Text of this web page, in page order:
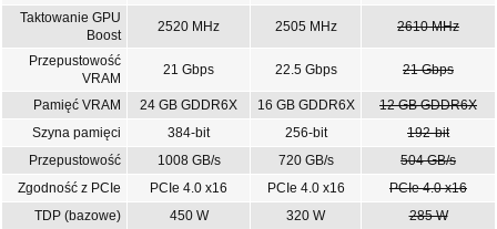
Taktowanie GPU
Boost
2520 MHz 2505 MHz 2610 MHz
Przepustowość
VRAM
21 Gbps 22.5 Gbps 21 Gbps
Pamięć VRAM 24 GB GDDR6X 16 GB GDDR6X
12 GB GDDR6X
Szyna pamięci
384-bit 256-bit
192-bit
Przepustowość
1008 GB/s 720 GB/s
504 GB/s
Zgodność z PCIe
PCIe 4.0 x16 PCIe 4.0 x16
PCIe 4.0 x16
TDP (bazowe)
450 W 320 W
285 W